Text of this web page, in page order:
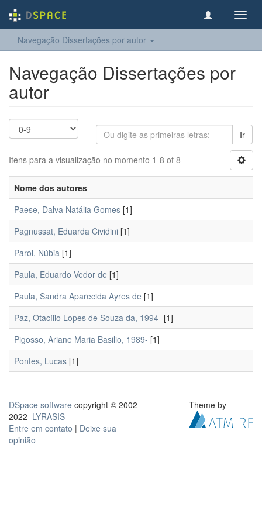
Navegação Dissertações por autor
Navegação Dissertações por
autor
Ir
Itens para a visualização no momento 1-8 of 8
Nome dos autores
Paese, Dalva Natália Gomes [1]
Pagnussat, Eduarda Cividini [1]
Parol, Núbia [1]
Paula, Eduardo Vedor de [1]
Paula, Sandra Aparecida Ayres de [1]
Paz, Otacílio Lopes de Souza da, 1994- [1]
Pigosso, Ariane Maria Basilio, 1989- [1]
Pontes, Lucas [1]
DSpace software copyright © 2002-
2022 LYRASIS
Entre em contato | Deixe sua
opinião
Theme by